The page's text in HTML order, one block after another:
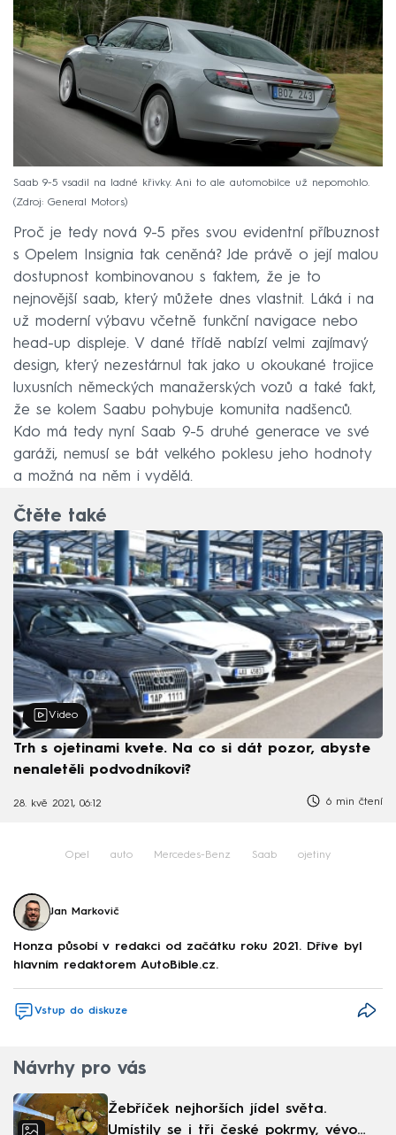
Saab 9-5 vsadil na ladné křivky. Ani to ale automobilce už nepomohlo.
Zdroj: General Motors
Proč je tedy nová 9-5 přes svou evidentní příbuznost
s Opelem Insignia tak ceněná? Jde právě o její malou
dostupnost kombinovanou s faktem, že je to
nejnovější saab, který můžete dnes vlastnit. Láká i na
už moderní výbavu včetně funkční navigace nebo
head-up displeje. V dané třídě nabízí velmi zajímavý
design, který nezestárnul tak jako u okoukané trojice
luxusních německých manažerských vozů a také fakt,
že se kolem Saabu pohybuje komunita nadšenců.
Kdo má tedy nyní Saab 9-5 druhé generace ve své
garáži, nemusí se bát velkého poklesu jeho hodnoty
a možná na něm i vydělá.
Čtěte také
Video
Trh s ojetinami kvete. Na co si dát pozor, abyste
nenaletěli podvodníkovi?
28. kvě 2021, 06:12 6 min čtení
Opel auto Mercedes-Benz Saab ojetiny
Jan Markovič
Honza působí v redakci od začátku roku 2021. Dříve byl
hlavním redaktorem AutoBible.cz.
Vstup do diskuze
Návrhy pro vás
Žebříček nejhorších jídel světa.
Umístily se i tři české pokrmy, vévodí